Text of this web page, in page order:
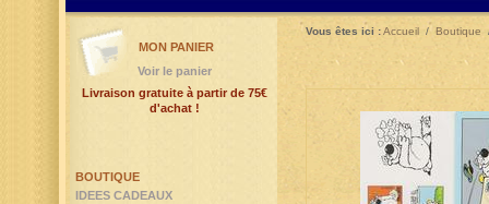
Vous êtes ici :Accueil / Boutique
BOUTIQUE
IDEES CADEAUX
MON PANIER
Voir le panier
Livraison gratuite à partir de 75€
d'achat !